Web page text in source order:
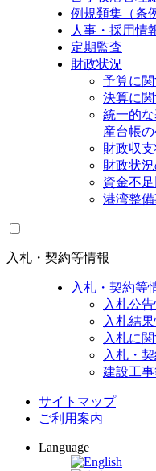
例規類集（条
人事・採用情
定期監査
財政状況
予算に
決算に
統一的
産台帳
財政収
財政状
資金不
港湾整
入札・契約等情報
入札・契約等
入札公
入札結
入札に
入札・
建設工
サイトマップ
ご利用案内
Language